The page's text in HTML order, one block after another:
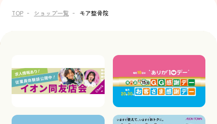
TOP ショップ一覧 モア整骨院